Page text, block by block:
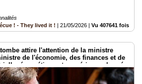
! - They lived it ! | 21/05/2026 | Vu 407641 fois
attire l'attention de la ministre
de l'économie, des finances et de
énergétique et numérique, chargée
et du numérique